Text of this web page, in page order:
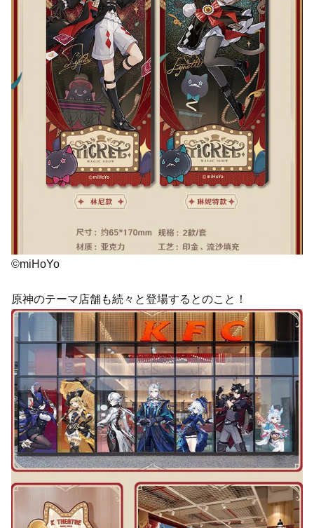
©miHoYo
原神のテーマ店舗も続々と登場するとのこと！